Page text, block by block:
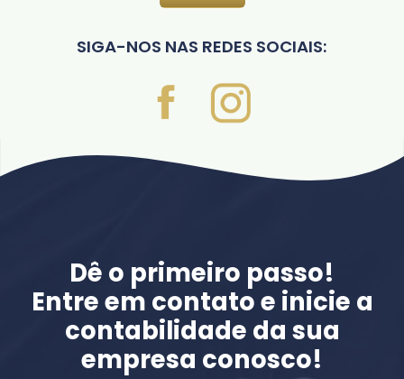
SIGA-NOS NAS REDES SOCIAIS:
Dê o primeiro passo!
Entre em contato e inicie a
contabilidade da sua
empresa conosco!